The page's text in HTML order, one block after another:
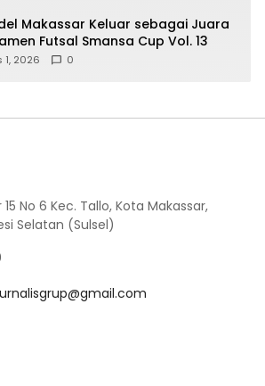
Makassar Keluar sebagai Juara
Futsal Smansa Cup Vol. 13
1, 2026 0
No 6 Kec. Tallo, Kota Makassar,
Selatan (Sulsel)